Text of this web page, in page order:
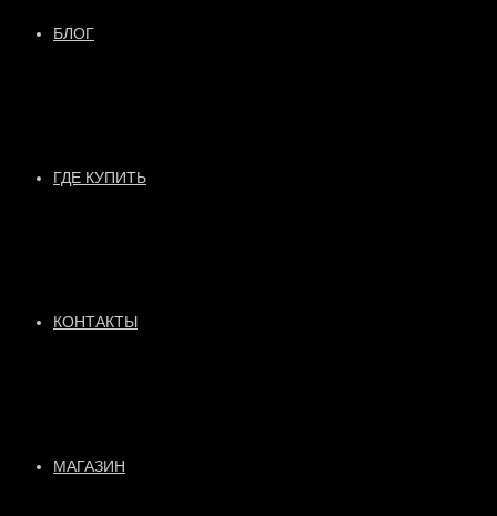
БЛОГ
ГДЕ КУПИТЬ
КОНТАКТЫ
МАГАЗИН